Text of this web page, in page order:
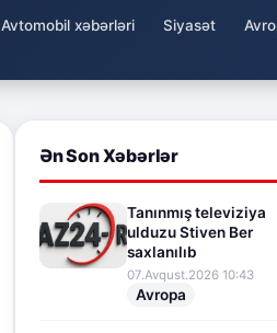
Avtomobil xəbərləri Siyasət
Ən Son Xəbərlər
Tanınmış televiziya
ulduzu Stiven Ber
saxlanılıb
07.Avqust.2026 10:43
Avropa